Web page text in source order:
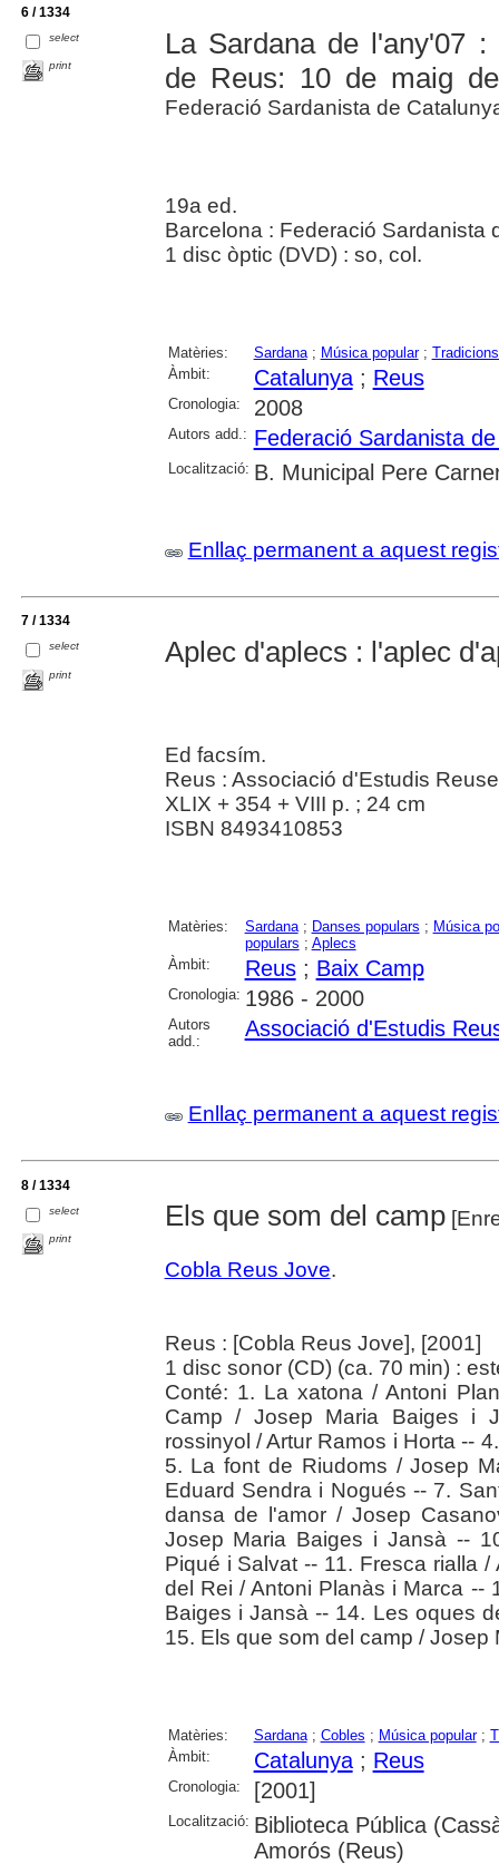
6 / 1334
select
print
La Sardana de l'any'07
de Reus: 10 de maig
Federació Sardanista de
19a ed.
Barcelona : Federació Sardanista
1 disc òptic (DVD) : so, col.
Matèries: Sardana; Música popular;
Àmbit:
Catalunya; Reus
Cronologia: 2008
Autors add.: Federació Sardanista
Localització: B. Municipal Pere
Enllaç permanent a aquest
7 / 1334
select
print
Aplec d'aplecs : l'aplec
Ed facsím.
Reus : Associació d'Estudis
XLIX + 354 + VIII p. ; 24 cm
ISBN 8493410853
Matèries: Sardana; Danses populars ; Música
populars ; Aplecs
Àmbit:
Reus; Baix Camp
Cronologia: 1986 - 2000
Autors
add.:
Associació d'Estudis
Enllaç permanent a aquest
8 / 1334
select
print
Els que som del camp
Cobla Reus Jove.
Reus : [Cobla Reus Jove], [2001]
1 disc sonor (CD) (ca. 70 min) :
Conté: 1. La xatona / Antoni
Camp / Josep Maria Baiges i
rossinyol / Artur Ramos i Horta --
5. La font de Riudoms / Josep
Eduard Sendra i Nogués -- 7.
dansa de l'amor / Josep
Josep Maria Baiges i Jansà --
Piqué i Salvat -- 11. Fresca rialla
del Rei / Antoni Planàs i Marca --
Baiges i Jansà -- 14. Les oques
15. Els que som del camp / Josep
Matèries: Sardana; Cobles ; Música popular;
Àmbit:
Catalunya; Reus
Cronologia: [2001]
Localització: Biblioteca Pública
Amorós (Reus)